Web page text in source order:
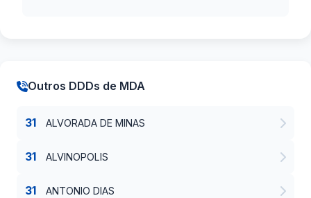
Outros DDDs de MDA
31 ALVORADA DE MINAS
31 ALVINOPOLIS
31 ANTONIO DIAS